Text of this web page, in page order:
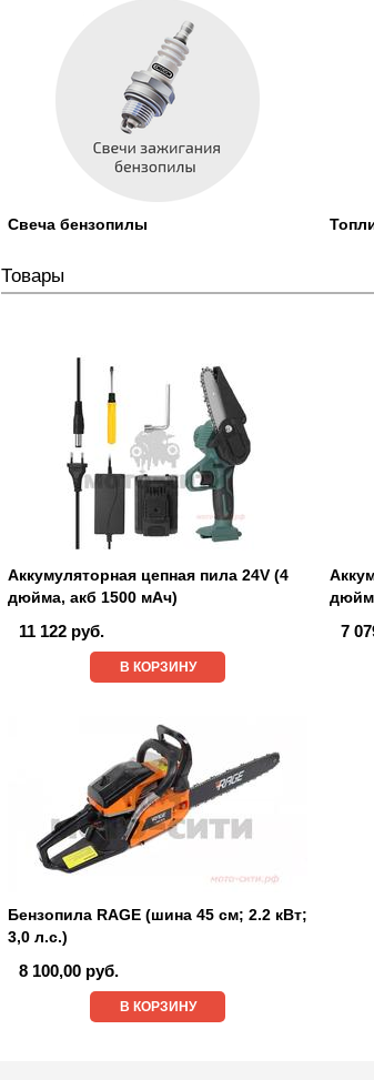
Свеча бензопилы
Товары
Аккумуляторная цепная пила 24V (4
дюйма, акб 1500 мАч)
11 122 руб.
В КОРЗИНУ
7
Бензопила RAGE (шина 45 см; 2.2 кВт;
3,0 л.с.)
8 100,00 руб.
В КОРЗИНУ